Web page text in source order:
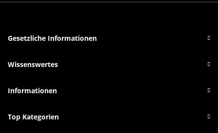
Gesetzliche Informationen
Wissenswertes
Informationen
Top Kategorien